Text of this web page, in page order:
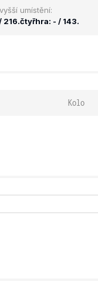
umístění:
216.čtyřhra: - / 143.
Kolo